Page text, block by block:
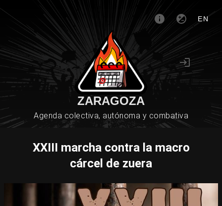
EN
ZARAGOZA
Agenda colectiva, autónoma y combativa
XXIII marcha contra la macro
cárcel de zuera